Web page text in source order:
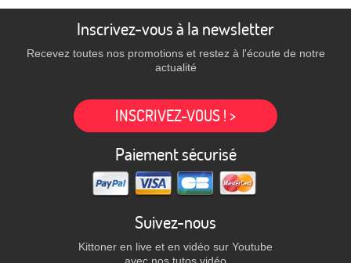
Inscrivez-vous à la newsletter
Recevez toutes nos promotions et restez à l'écoute de notre
actualité
INSCRIVEZ-VOUS ! >
Paiement sécurisé
Suivez-nous
Kittoner en live et en vidéo sur Youtube